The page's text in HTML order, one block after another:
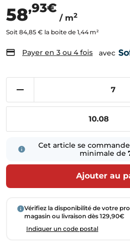
58,93€
/ m2
Soit 84,85 € la boite de 1,44 m²
Payer en 3 ou 4 fois avec
Cet article se
minimale de
Ajouter au
Vérifiez la disponibilité de votre
magasin ou livraison dès 129,90€
Indiquer un code postal